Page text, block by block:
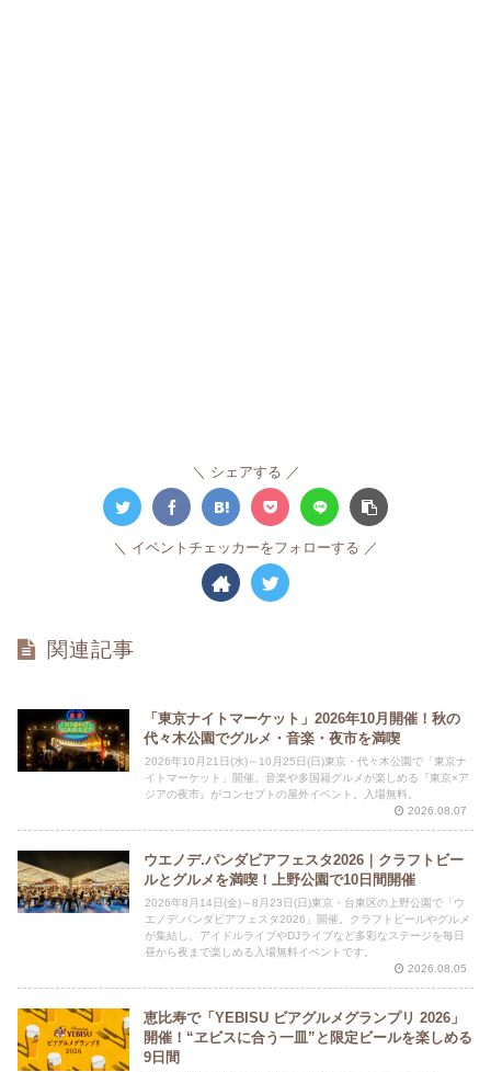
シェアする
イベントチェッカーをフォローする
関連記事
「東京ナイトマーケット」2026年10月開催！秋の
代々木公園でグルメ・音楽・夜市を満喫
2026年10月21日(水)～10月25日(日)東京・代々木公園で「東京ナ
イトマーケット」開催。音楽や多国籍グルメが楽しめる『東京×ア
ジアの夜市』がコンセプトの屋外イベント。入場無料。
2026.08.07
ウエノデ.パンダビアフェスタ2026｜クラフトビー
ルとグルメを満喫！上野公園で10日間開催
2026年8月14日(金)～8月23日(日)東京・台東区の上野公園で「ウ
エノデ.パンダビアフェスタ2026」開催。クラフトビールやグルメ
が集結し、アイドルライブやDJライブなど多彩なステージを毎日
昼から夜まで楽しめる入場無料イベントです。
2026.08.05
恵比寿で「YEBISU ビアグルメグランプリ 2026」
開催！“ヱビスに合う一皿”と限定ビールを楽しめる
9日間